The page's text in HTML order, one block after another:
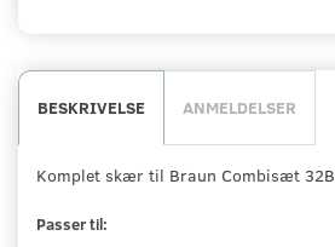
BESKRIVELSE ANMELDELSER
Komplet skær til Braun Combisæt 32B
Passer til: